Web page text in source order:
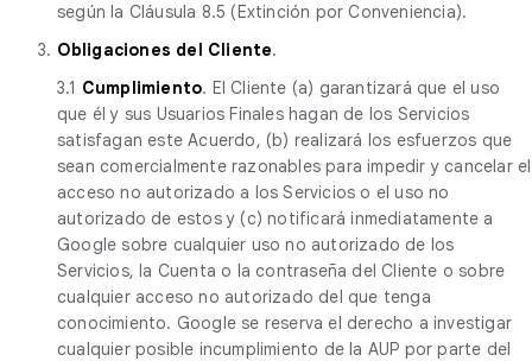
según la Cláusula 8.5 (Extinción por Conveniencia).
3. Obligaciones del Cliente.
3.1 Cumplimiento. El Cliente (a) garantizará que el uso
que él y sus Usuarios Finales hagan de los Servicios
satisfagan este Acuerdo, (b) realizará los esfuerzos que
sean comercialmente razonables para impedir y cancelar el
acceso no autorizado a los Servicios o el uso no
autorizado de estos y (c) notificará inmediatamente a
Google sobre cualquier uso no autorizado de los
Servicios, la Cuenta o la contraseña del Cliente o sobre
cualquier acceso no autorizado del que tenga
conocimiento. Google se reserva el derecho a investigar
cualquier posible incumplimiento de la AUP por parte del